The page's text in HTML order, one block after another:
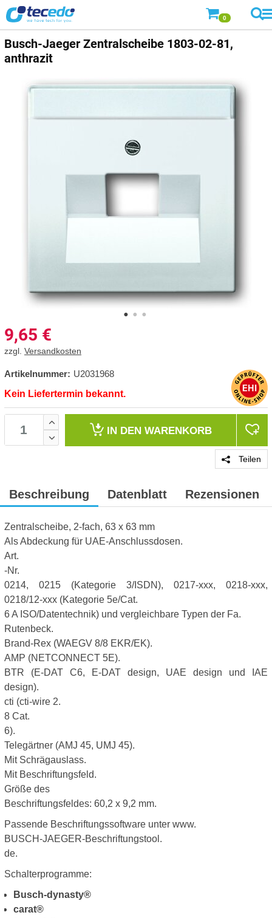
0
Busch-Jaeger Zentralscheibe 1803-02-81,
anthrazit
9,65 €
zzgl. Versandkosten
Artikelnummer: U2031968
Kein Liefertermin bekannt.
IN DEN WARENKORB
Teilen
Beschreibung Datenblatt Rezensionen
Zentralscheibe, 2-fach, 63 x 63 mm
Als Abdeckung für UAE-Anschlussdosen.
Art.
-Nr.
0214, 0215 (Kategorie 3/ISDN), 0217-xxx, 0218-xxx,
0218/12-xxx (Kategorie 5e/Cat.
6 A ISO/Datentechnik) und vergleichbare Typen der Fa.
Rutenbeck.
Brand-Rex (WAEGV 8/8 EKR/EK).
AMP (NETCONNECT 5E).
BTR (E-DAT C6, E-DAT design, UAE design und IAE
design).
cti (cti-wire 2.
8 Cat.
6).
Telegärtner (AMJ 45, UMJ 45).
Mit Schrägauslass.
Mit Beschriftungsfeld.
Größe des
Beschriftungsfeldes: 60,2 x 9,2 mm.
Passende Beschriftungssoftware unter www.
BUSCH-JAEGER-Beschriftungstool.
de.
Schalterprogramme:
Busch-dynasty®
carat®